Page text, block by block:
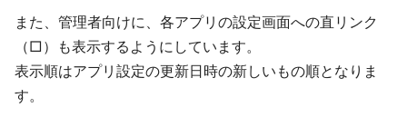
また、管理者向けに、各アプリの設定画面への直リンク
（□）も表示するようにしています。
表示順はアプリ設定の更新日時の新しいもの順となりま
す。